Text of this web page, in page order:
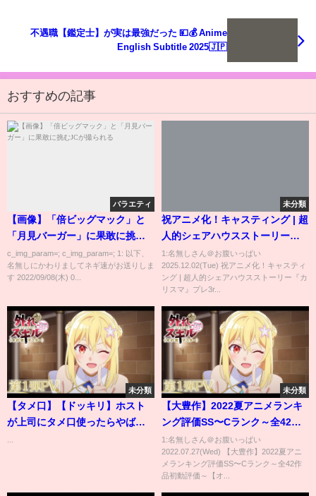
タ】
不遇職【鑑定士】が実は最強だった 💴💰 Anime
English Subtitle 2025🇯🇵
おすすめの記事
バラエティ
【画像】「倍ビッグマック」と
「月見バーガー」に果敢に挑む
JCが撮られる
c_img_param=; c_img_param=; 1: 以下、
名無しにかわりましてネギ速がお送りしま
す 2022/09/08(木) 0...
未分類
祝アニメ化！キャスティング | 超
人的シェアハウスストーリー
『カリスマ』プレ3rdシーズン
1:名無しさん＠お腹いっぱい
2025.12.02(Tue) 祝アニメ化！キャスティ
ング | 超人的シェアハウスストーリー『カ
リスマ』プレ3r...
未分類
【タメ口】【ドッキリ】ホスト
が上司にタメ口使ったらやばい
未分類
【大豊作】2022夏アニメランキ
ング評価SS〜Cランク～全42作
品初動評価～【オーバーロー
ド、異世界おじさん、よう実、
メイドインアビス、よふかしの
1:名無しさん＠お腹いっぱい
2022.07.27(Wed) 【大豊作】2022夏アニ
メランキング評価SS〜Cランク～全42作
品初動評価～【オ...